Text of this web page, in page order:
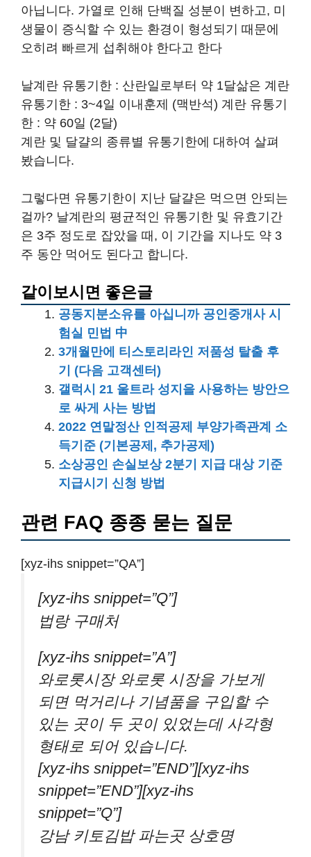
아닙니다. 가열로 인해 단백질 성분이 변하고, 미
생물이 증식할 수 있는 환경이 형성되기 때문에
오히려 빠르게 섭취해야 한다고 한다
날계란 유통기한 : 산란일로부터 약 1달삶은 계란
유통기한 : 3~4일 이내훈제 (맥반석) 계란 유통기
한 : 약 60일 (2달)
계란 및 달걀의 종류별 유통기한에 대하여 살펴
봤습니다.
그렇다면 유통기한이 지난 달걀은 먹으면 안되는
걸까? 날계란의 평균적인 유통기한 및 유효기간
은 3주 정도로 잡았을 때, 이 기간을 지나도 약 3
주 동안 먹어도 된다고 합니다.
같이보시면 좋은글
공동지분소유를 아십니까 공인중개사 시
험실 민법 中
3개월만에 티스토리라인 저품성 탈출 후
기 (다음 고객센터)
갤럭시 21 울트라 성지을 사용하는 방안으
로 싸게 사는 방법
2022 연말정산 인적공제 부양가족관계 소
득기준 (기본공제, 추가공제)
소상공인 손실보상 2분기 지급 대상 기준
지급시기 신청 방법
관련 FAQ 종종 묻는 질문
[xyz-ihs snippet=”QA”]
[xyz-ihs snippet=”Q”]
법랑 구매처
[xyz-ihs snippet=”A”]
와로롯시장 와로롯 시장을 가보게
되면 먹거리나 기념품을 구입할 수
있는 곳이 두 곳이 있었는데 사각형
형태로 되어 있습니다.
[xyz-ihs snippet=”END”][xyz-ihs
snippet=”END”][xyz-ihs
snippet=”Q”]
강남 키토김밥 파는곳 상호명